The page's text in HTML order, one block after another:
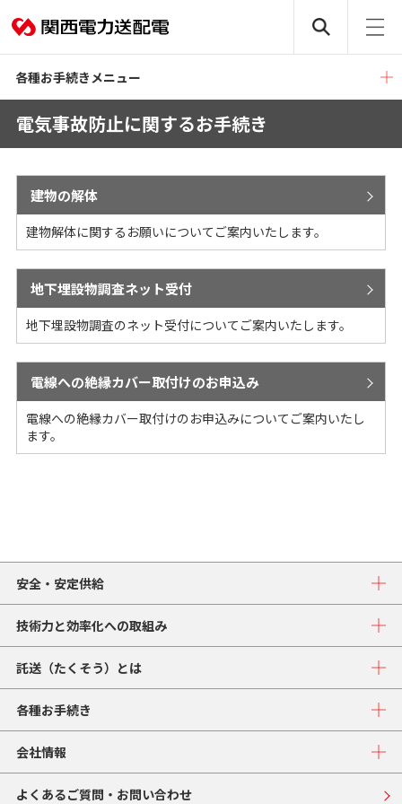
各種お手続きメニュー
電気事故防止に関するお手続き
建物の解体
建物解体に関するお願いについてご案内いたします。
地下埋設物調査ネット受付
地下埋設物調査のネット受付についてご案内いたします。
電線への絶縁カバー取付けのお申込み
電線への絶縁カバー取付けのお申込みについてご案内いたし
ます。
安全・安定供給
技術力と効率化への取組み
託送（たくそう）とは
各種お手続き
会社情報
よくあるご質問・お問い合わせ